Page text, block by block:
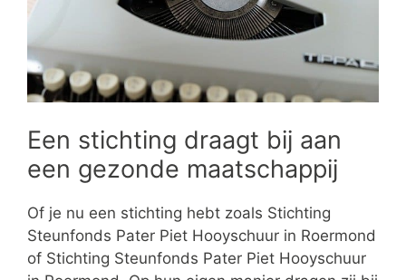
Een stichting draagt bij aan
een gezonde maatschappij
Of je nu een stichting hebt zoals Stichting
Steunfonds Pater Piet Hooyschuur in Roermond
of Stichting Steunfonds Pater Piet Hooyschuur